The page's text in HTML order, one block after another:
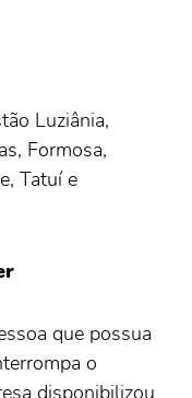
Luziânia,
Formosa,
Tatuí e
que possua
o
disponibilizou